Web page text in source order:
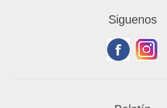
Siguenos